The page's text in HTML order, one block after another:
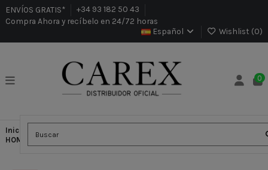
ENVÍOS GRATIS*
+34 93 182 50 43
Compra Ahora y recíbelo en 24/72 horas
Español
Wishlist (0)
0
Inicio
HOMBRE VICEROY 40431-35 NEGRO